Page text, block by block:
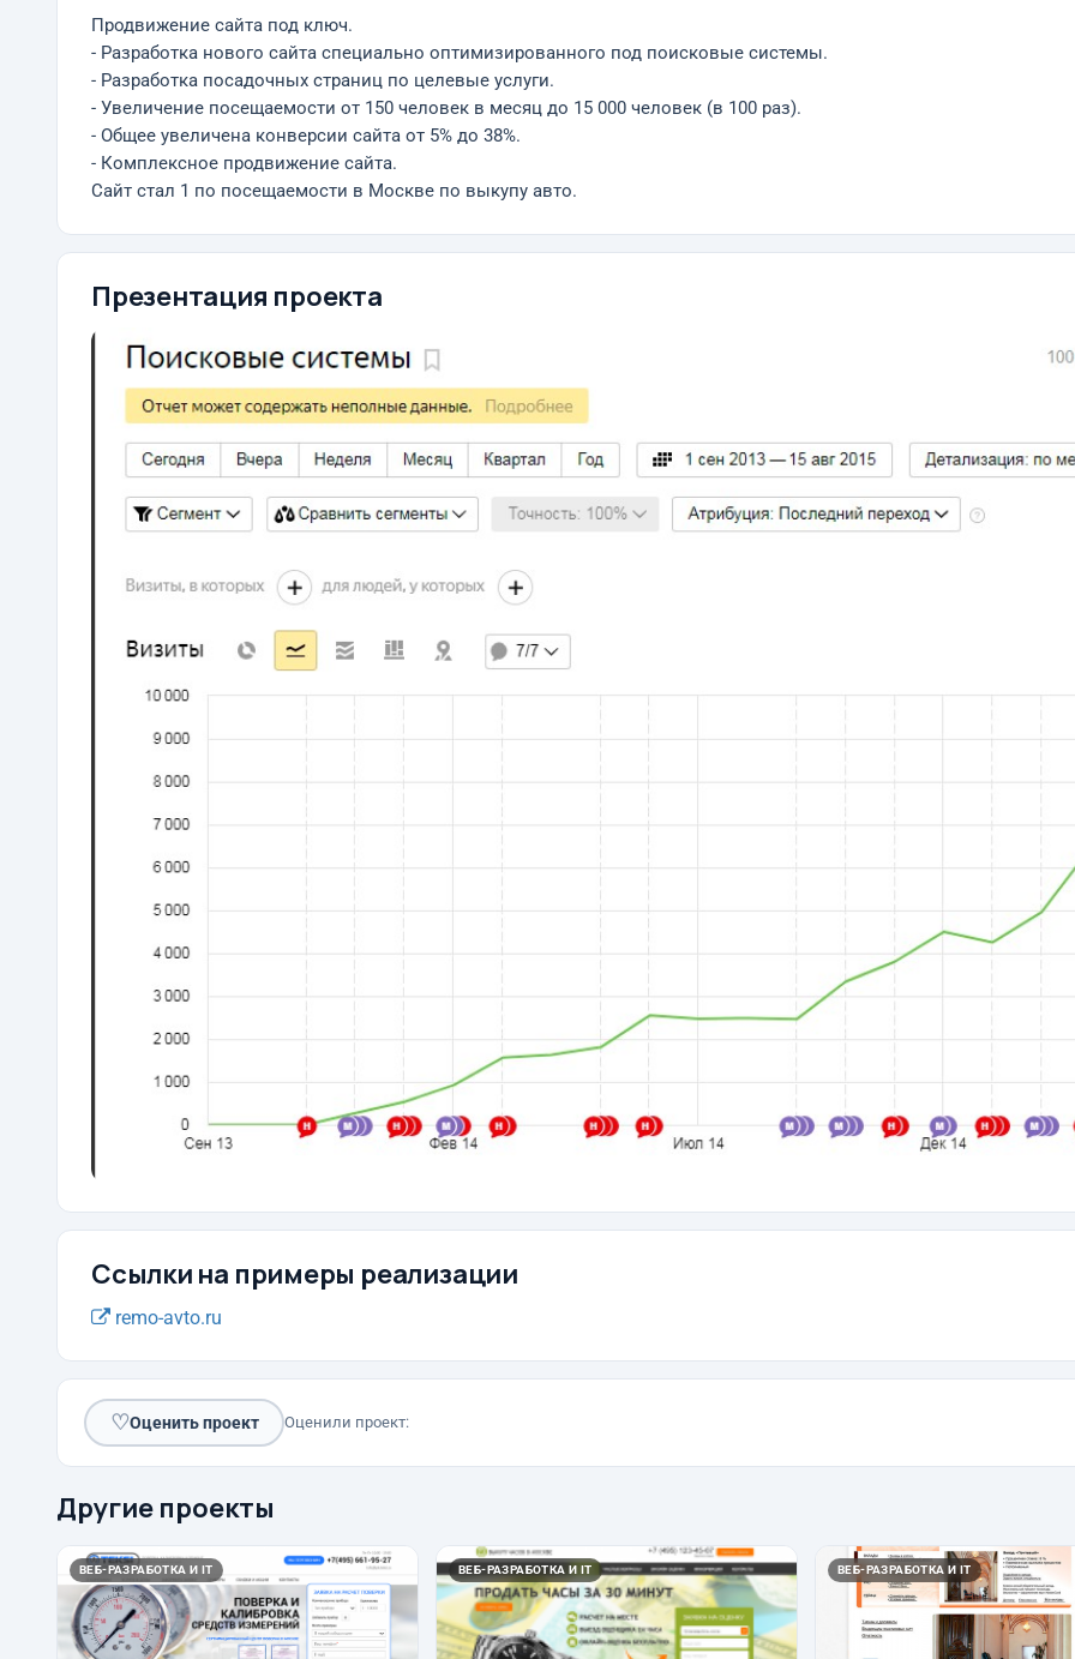
Продвижение сайта под ключ.
- Разработка нового сайта специально оптимизированного под поисковые системы.
- Разработка посадочных страниц по целевые услуги.
- Увеличение посещаемости от 150 человек в месяц до 15 000 человек (в 100 раз).
- Общее увеличена конверсии сайта от 5% до 38%.
- Комплексное продвижение сайта.
Сайт стал 1 по посещаемости в Москве по выкупу авто.
Презентация проекта
Ссылки на примеры реализации
remo-avto.ru
♡Оценить проект Оценили проект:
Другие проекты
ВЕБ-РАЗРАБОТКА И IT ВЕБ-РАЗРАБОТКА И IT ВЕБ-РАЗРАБОТКА И IT